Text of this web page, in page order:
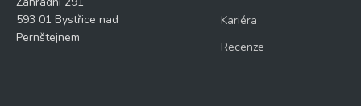
593 01 Bystřice nad
Pernštejnem
Kariéra
Recenze